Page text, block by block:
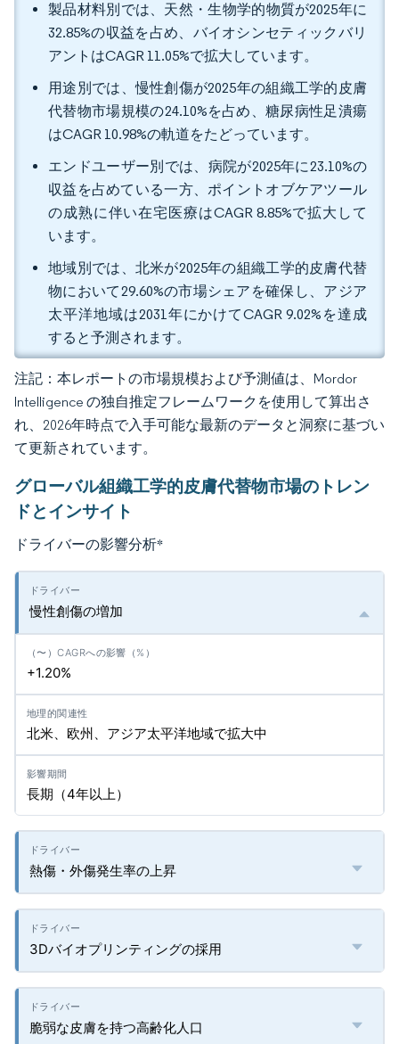
製品材料別では、天然・生物学的物質が2025年に
32.85%の収益を占め、バイオシンセティックバリ
アントはCAGR 11.05%で拡大しています。
用途別では、慢性創傷が2025年の組織工学的皮膚
代替物市場規模の24.10%を占め、糖尿病性足潰瘍
はCAGR 10.98%の軌道をたどっています。
エンドユーザー別では、病院が2025年に23.10%の
収益を占めている一方、ポイントオブケアツール
の成熟に伴い在宅医療はCAGR 8.85%で拡大して
います。
地域別では、北米が2025年の組織工学的皮膚代替
物において29.60%の市場シェアを確保し、アジア
太平洋地域は2031年にかけてCAGR 9.02%を達成
すると予測されます。
注記：本レポートの市場規模および予測値は、Mordor
Intelligence の独自推定フレームワークを使用して算出さ
れ、2026年時点で入手可能な最新のデータと洞察に基づい
て更新されています。
グローバル組織工学的皮膚代替物市場のトレン
ドとインサイト
ドライバーの影響分析*
慢性創傷の増加
+1.20%
北米、欧州、アジア太平洋地域で拡大中
長期（4年以上）
熱傷・外傷発生率の上昇
3Dバイオプリンティングの採用
脆弱な皮膚を持つ高齢化人口